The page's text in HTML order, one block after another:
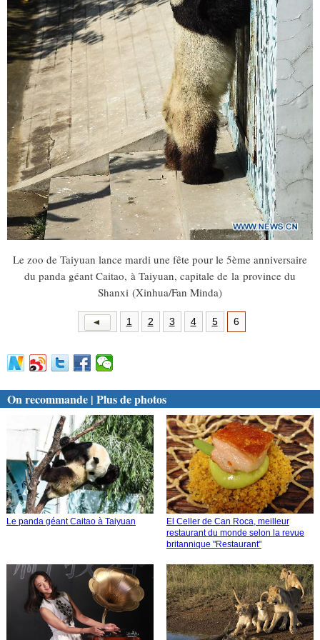
Le zoo de Taiyuan lance mardi une fête pour le 5ème anniversaire
du panda géant Caitao, à Taiyuan, capitale de la province du
Shanxi (Xinhua/Fan Minda)
1 2 3 4 5 6
On recommande | Plus de photos
Le panda géant Caitao à Taiyuan
El Celler de Can Roca, meilleur
restaurant du monde selon la revue
britannique "Restaurant"